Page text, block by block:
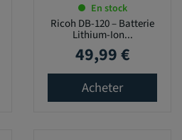
En stock
Ricoh DB-120 – Batterie
Lithium-Ion...
Prix
49,99 €
Acheter